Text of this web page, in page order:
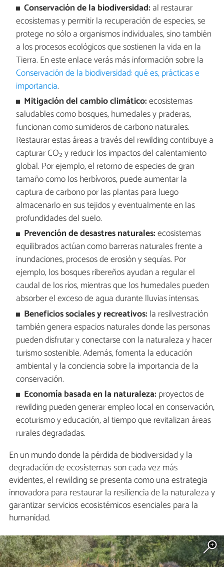
Conservación de la biodiversidad: al restaurar
ecosistemas y permitir la recuperación de especies, se
protege no sólo a organismos individuales, sino también
a los procesos ecológicos que sostienen la vida en la
Tierra. En este enlace verás más información sobre la
Conservación de la biodiversidad: qué es, prácticas e
importancia.
Mitigación del cambio climático:ecosistemas
saludables como bosques, humedales y praderas,
funcionan como sumideros de carbono naturales.
Restaurar estas áreas a través del rewilding contribuye a
capturar CO₂ y reducir los impactos del calentamiento
global. Por ejemplo, el retorno de especies de gran
tamaño como los herbívoros, puede aumentar la
captura de carbono por las plantas para luego
almacenarlo en sus tejidos y eventualmente en las
profundidades del suelo.
Prevención de desastres naturales:ecosistemas
equilibrados actúan como barreras naturales frente a
inundaciones, procesos de erosión y sequías. Por
ejemplo, los bosques ribereños ayudan a regular el
caudal de los ríos, mientras que los humedales pueden
absorber el exceso de agua durante lluvias intensas.
Beneficios sociales y recreativos: la resilvestración
también genera espacios naturales donde las personas
pueden disfrutar y conectarse con la naturaleza y hacer
turismo sostenible. Además, fomenta la educación
ambiental y la conciencia sobre la importancia de la
conservación.
Economía basada en la naturaleza: proyectos de
rewilding pueden generar empleo local en conservación,
ecoturismo y educación, al tiempo que revitalizan áreas
rurales degradadas.
En un mundo donde la pérdida de biodiversidad y la
degradación de ecosistemas son cada vez más
evidentes, el rewilding se presenta como una estrategia
innovadora para restaurar la resiliencia de la naturaleza y
garantizar servicios ecosistémicos esenciales para la
humanidad.